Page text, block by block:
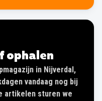
ophalen
in Nijverdal,
vandaag nog bij
artikelen sturen we